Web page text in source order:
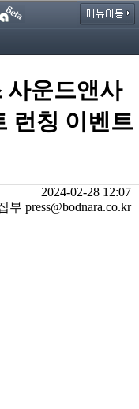
사운드앤사
런칭 이벤트
2024-02-28 12:07
부 press@bodnara.co.kr